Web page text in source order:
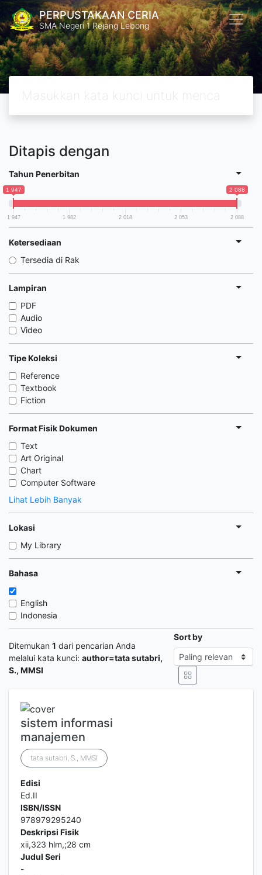
PERPUSTAKAAN CERIA
SMA Negeri 1 Rejang Lebong
Ditapis dengan
Tahun Penerbitan
1 947 2 088
1 947 1 982 2 018 2 053 2 088
Ketersediaan
Tersedia di Rak
Lampiran
PDF
Audio
Video
Tipe Koleksi
Reference
Textbook
Fiction
Format Fisik Dokumen
Text
Art Original
Chart
Computer Software
Lihat Lebih Banyak
Lokasi
My Library
Bahasa
English
Indonesia
Ditemukan 1 dari pencarian Anda
melalui kata kunci: author=tata sutabri,
S., MMSI
Sort by
sistem informasi
manajemen
tata sutabri, S., MMSI
Edisi
Ed.II
ISBN/ISSN
978979295240
Deskripsi Fisik
xii,323 hlm,;28 cm
Judul Seri
-